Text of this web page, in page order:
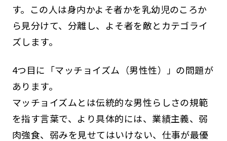
す。この人は身内かよそ者かを乳幼児のころか
ら見分けて、分離し、よそ者を敵とカテゴライ
ズします。
4つ目に「マッチョイズム（男性性）」の問題が
あります。
マッチョイズムとは伝統的な男性らしさの規範
を指す言葉で、より具体的には、業績主義、弱
肉強食、弱みを見せてはいけない、仕事が最優